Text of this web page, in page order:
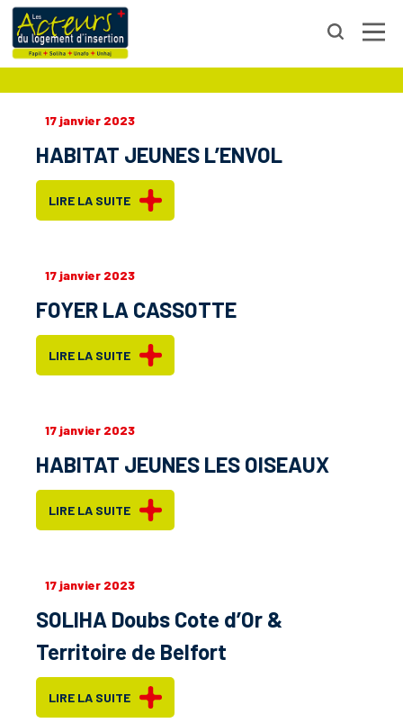
17 janvier 2023
HABITAT JEUNES L’ENVOL
LIRE LA SUITE
17 janvier 2023
FOYER LA CASSOTTE
LIRE LA SUITE
17 janvier 2023
HABITAT JEUNES LES OISEAUX
LIRE LA SUITE
17 janvier 2023
SOLIHA Doubs Cote d’Or &
Territoire de Belfort
LIRE LA SUITE